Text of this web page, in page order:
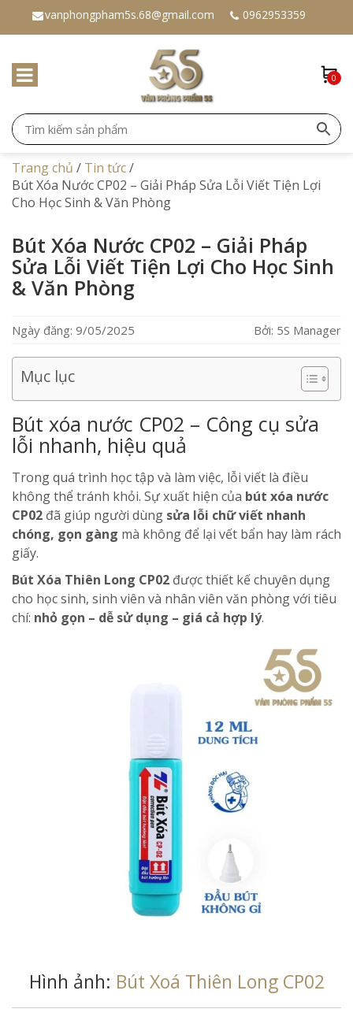
vanphongpham5s.68@gmail.com 0962953359
0
Trang chủ / Tin tức/
Bút Xóa Nước CP02 – Giải Pháp Sửa Lỗi Viết Tiện Lợi
Cho Học Sinh & Văn Phòng
Bút Xóa Nước CP02 – Giải Pháp
Sửa Lỗi Viết Tiện Lợi Cho Học Sinh
& Văn Phòng
Ngày đăng: 9/05/2025 Bởi: 5S Manager
Mục lục
Bút xóa nước CP02 – Công cụ sửa
lỗi nhanh, hiệu quả
Trong quá trình học tập và làm việc, lỗi viết là điều
không thể tránh khỏi. Sự xuất hiện của bút xóa nước
CP02 đã giúp người dùng sửa lỗi chữ viết nhanh
chóng, gọn gàng mà không để lại vết bẩn hay làm rách
giấy.
Bút Xóa Thiên Long CP02 được thiết kế chuyên dụng
cho học sinh, sinh viên và nhân viên văn phòng với tiêu
chí: nhỏ gọn – dễ sử dụng – giá cả hợp lý.
Hình ảnh: Bút Xoá Thiên Long CP02